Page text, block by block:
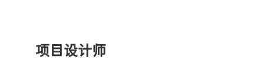
项目设计师